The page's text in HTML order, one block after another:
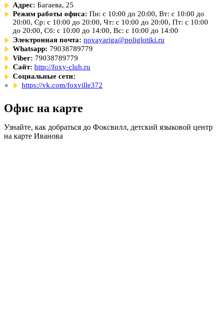
Адрес: Багаева, 25
Режим работы офиса: Пн: с 10:00 до 20:00, Вт: с 10:00 до
20:00, Ср: с 10:00 до 20:00, Чт: с 10:00 до 20:00, Пт: с 10:00
до 20:00, Сб: с 10:00 до 14:00, Вс: с 10:00 до 14:00
Электронная почта: novayariga@poliglotiki.ru
Whatsapp: 79038789779
Viber: 79038789779
Сайт: http://foxy-club.ru
Социальные сети:
https://vk.com/foxville372
Офис на карте
Узнайте, как добраться до Фоксвилл, детский языковой центр
на карте Иванова